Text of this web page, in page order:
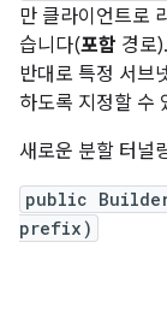
만 클라이언트로
습니다(포함 경로
반대로 특정 서브
하도록 지정할 수
새로운 분할 터널
public
prefix)